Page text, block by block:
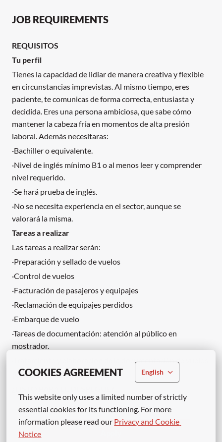
COOKIES AGREEMENT English
This website only uses a limited number of strictly
essential cookies for its functioning. For more
information please read our Privacy and Cookie
Notice
JOB REQUIREMENTS
REQUISITOS
Tu perfil
Tienes la capacidad de lidiar de manera creativa y flexible
en circunstancias imprevistas. Al mismo tiempo, eres
paciente, te comunicas de forma correcta, entusiasta y
decidida. Eres una persona ambiciosa, que sabe cómo
mantener la cabeza fría en momentos de alta presión
laboral. Además necesitaras:
·Bachiller o equivalente.
·Nivel de inglés mínimo B1 o al menos leer y comprender
nivel requerido.
·Se hará prueba de inglés.
·No se necesita experiencia en el sector, aunque se
valorará la misma.
Tareas a realizar
Las tareas a realizar serán:
·Preparación y sellado de vuelos
·Control de vuelos
·Facturación de pasajeros y equipajes
·Reclamación de equipajes perdidos
·Embarque de vuelo
·Tareas de documentación: atención al público en
mostrador.
·Tratamiento y elaboración de la documentación de vuelos.
¡ÚNETE A NUESTRO EQUIPO!